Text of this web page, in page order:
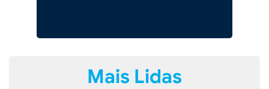
Mais Lidas